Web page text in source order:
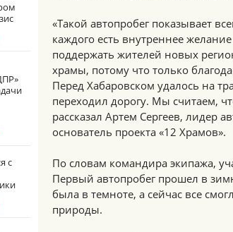
с
«Такой автопробег показывает
каждого есть внутреннее
поддержать жителей новых
храмы, потому что только
Перед Хабаровском удалось на
переходил дорогу. Мы считаем,
рассказал Артем Сергеев, лидер
основатель проекта «12 Храмов».
По словам командира экипажа,
Первый автопробег прошел в
была в темноте, а сейчас все
природы.